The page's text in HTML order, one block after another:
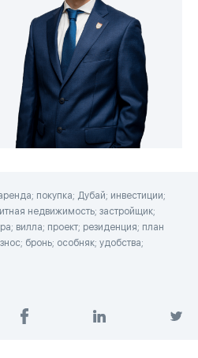
покупка; Дубай; инвестиции;
недвижимость; застройщик;
вилла; проект; резиденция; план
бронь; особняк; удобства;